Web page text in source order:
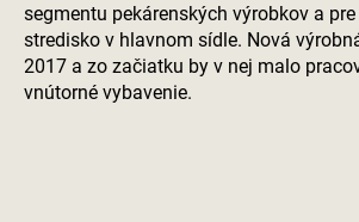
segmentu pekárenských výrobkov a
stredisko v hlavnom sídle. Nová
2017 a zo začiatku by v nej malo
vnútorné vybavenie.